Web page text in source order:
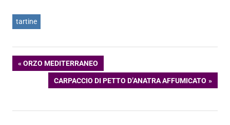
tartine
Navigazione
articoli
ARTICOLO
PRECEDENTE:
ORZO MEDITERRANEO
ARTICOLO
SUCCESSIVO:
CARPACCIO DI PETTO D’ANATRA AFFUMICATO